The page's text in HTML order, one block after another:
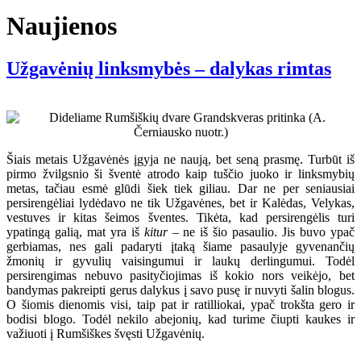
Naujienos
Užgavėnių linksmybės – dalykas rimtas
Šiais metais Užgavėnės įgyja ne naują, bet seną prasmę. Turbūt iš
pirmo žvilgsnio ši šventė atrodo kaip tuščio juoko ir linksmybių
metas, tačiau esmė glūdi šiek tiek giliau. Dar ne per seniausiai
persirengėliai lydėdavo ne tik Užgavėnes, bet ir Kalėdas, Velykas,
vestuves ir kitas šeimos šventes. Tikėta, kad persirengėlis turi
ypatingą galią, mat yra iš kitur– ne iš šio pasaulio. Jis buvo ypač
gerbiamas, nes gali padaryti įtaką šiame pasaulyje gyvenančių
žmonių ir gyvulių vaisingumui ir laukų derlingumui. Todėl
persirengimas nebuvo pasityčiojimas iš kokio nors veikėjo, bet
bandymas pakreipti gerus dalykus į savo pusę ir nuvyti šalin blogus.
O šiomis dienomis visi, taip pat ir ratilliokai, ypač trokšta gero ir
bodisi blogo. Todėl nekilo abejonių, kad turime čiupti kaukes ir
važiuoti į Rumšiškes švęsti Užgavėnių.